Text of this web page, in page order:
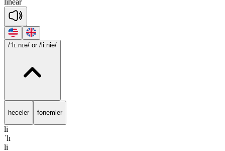
linear
/ˈlɪ.nɪə/ or /li.nie/
heceler fonemler
li
ˈlɪ
li